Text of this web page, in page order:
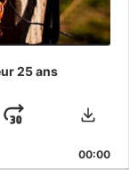
25 ans
JUMP
FORWARD
00:00